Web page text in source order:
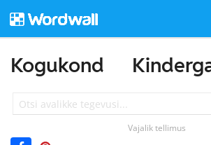
Kogukond
Vajalik tellimus